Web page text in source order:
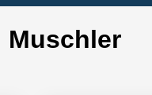
Muschler